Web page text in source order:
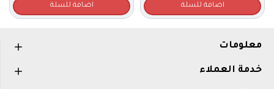
اضافة للسلة اضافة للسلة
معلومات
خدمة العملاء